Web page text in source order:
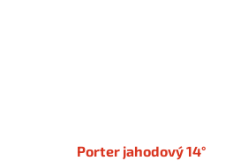
Porter jahodový 14°